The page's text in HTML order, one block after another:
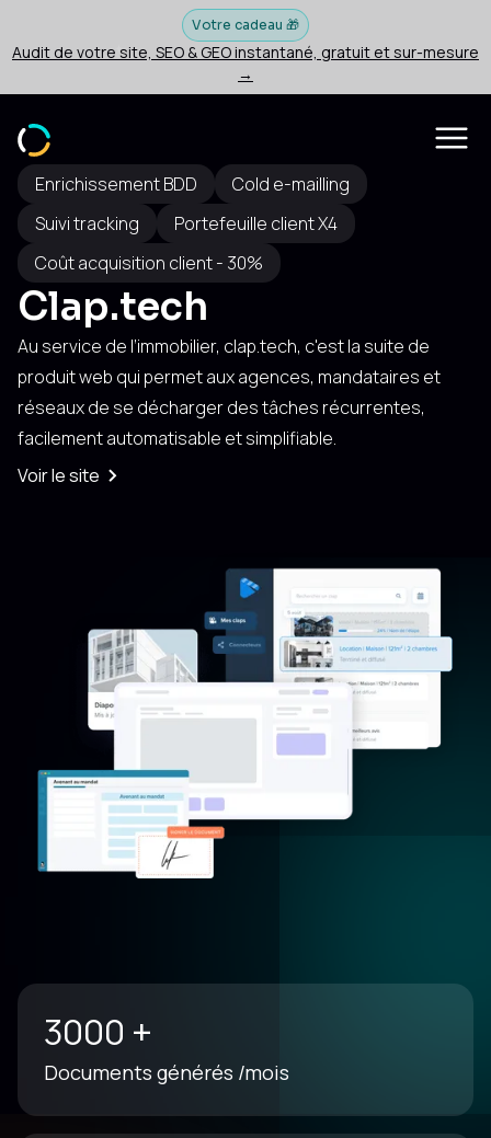
Votre cadeau 🎁
Audit de votre site, SEO & GEO instantané, gratuit et sur-mesure
→
Enrichissement BDD
Cold e-mailling
Suivi tracking
Portefeuille client X4
Coût acquisition client - 30%
Clap.tech
Au service de l’immobilier, clap.tech, c'est la suite de
produit web qui permet aux agences, mandataires et
réseaux de se décharger des tâches récurrentes,
facilement automatisable et simplifiable.
Voir le site
3000 +
Documents générés /mois